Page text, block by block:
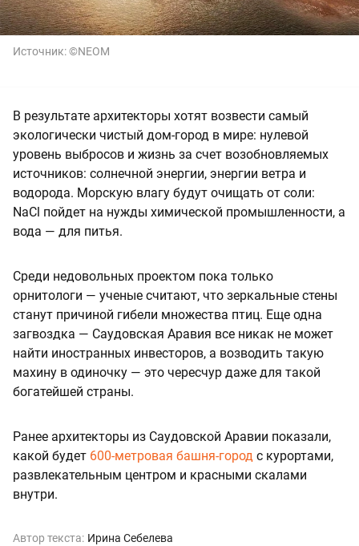
Источник:©NEOM
В результате архитекторы хотят возвести самый
экологически чистый дом-город в мире: нулевой
уровень выбросов и жизнь за счет возобновляемых
источников: солнечной энергии, энергии ветра и
водорода. Морскую влагу будут очищать от соли:
NaCl пойдет на нужды химической промышленности, а
вода — для питья.
Среди недовольных проектом пока только
орнитологи — ученые считают, что зеркальные стены
станут причиной гибели множества птиц. Еще одна
загвоздка — Саудовская Аравия все никак не может
найти иностранных инвесторов, а возводить такую
махину в одиночку — это чересчур даже для такой
богатейшей страны.
Ранее архитекторы из Саудовской Аравии показали,
какой будет 600-метровая башня-город с курортами,
развлекательным центром и красными скалами
внутри.
Автор текста: Ирина Себелева